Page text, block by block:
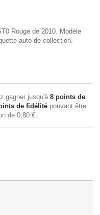
Rouge de 2010. Modèle
auto de collection.
gagner jusqu'à 8 points de
de fidélité pouvant être
de 0,80 €.